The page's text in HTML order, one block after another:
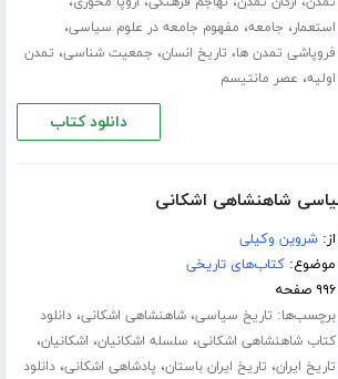
استعمار، جامعه، مفهوم جامعه در علوم سیاسی،
فروپاشی تمدن ها، تاریخ انسان، جمعیت شناسی، تمدن
اولیه، عصر مانتیسم
دانلود کتاب
شاهنشاهی اشکانی
از:شروین وکیلی
موضوع:کتاب‌های تاریخی
۹۹۶ صفحه
برچسب‌ها: تاریخ سیاسی،شاهنشاهی اشکانی،دانلود
کتاب شاهنشاهی اشکانی، سلسله اشکانیان، اشکانیان،
تاریخ ایران، تاریخ ایران باستان، پادشاهی اشکانی،دانلود